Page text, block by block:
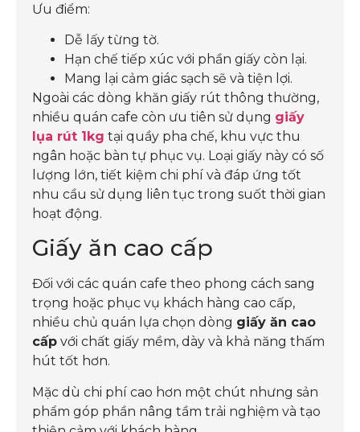
Ưu điểm:
Dễ lấy từng tờ.
Hạn chế tiếp xúc với phần giấy còn lại.
Mang lại cảm giác sạch sẽ và tiện lợi.
Ngoài các dòng khăn giấy rút thông thường,
nhiều quán cafe còn ưu tiên sử dụng giấy
lụa rút 1kg tại quầy pha chế, khu vực thu
ngân hoặc bàn tự phục vụ. Loại giấy này có số
lượng lớn, tiết kiệm chi phí và đáp ứng tốt
nhu cầu sử dụng liên tục trong suốt thời gian
hoạt động.
Giấy ăn cao cấp
Đối với các quán cafe theo phong cách sang
trọng hoặc phục vụ khách hàng cao cấp,
nhiều chủ quán lựa chọn dòng giấy ăn cao
cấp với chất giấy mềm, dày và khả năng thấm
hút tốt hơn.
Mặc dù chi phí cao hơn một chút nhưng sản
phẩm góp phần nâng tầm trải nghiệm và tạo